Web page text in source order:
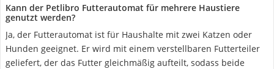
Kann der Petlibro Futterautomat für mehrere Haustiere
genutzt werden?
Ja, der Futterautomat ist für Haushalte mit zwei Katzen oder
Hunden geeignet. Er wird mit einem verstellbaren Futterteiler
geliefert, der das Futter gleichmäßig aufteilt, sodass beide